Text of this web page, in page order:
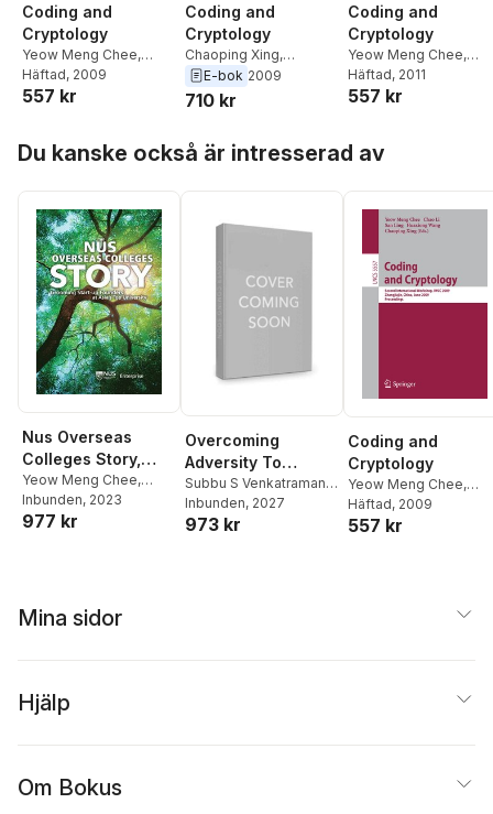
Coding and
Cryptology
Yeow Meng Chee,
Chao Li ,San Ling
Huaxiong Wang
Häftad, 2009
557 kr
Coding and
Cryptology
Chaoping Xing,
Huaxiong Wang
Ling, Chao Li
E-bok 2009
710 kr
Coding and
Cryptology
Yeow Meng Chee,
Zhenbo Guo
Fengjing Shao
Chaoping Xing
Häftad, 2011
557 kr
Du kanske också är intresserad av
Nus Overseas
Colleges Story,
The: Grooming
Start-up Founders
At Asia's Top
Yeow Meng Chee,
Grace Chng
Inbunden, 2023
977 kr
Overcoming
Adversity To
Combat The
Coronavirus:
Innovations In The
Subbu S Venkatraman,
Yeow Meng Chee
Inbunden, 2027
973 kr
Coding and
Cryptology
Yeow Meng Chee,
Chao Li ,San Ling
Huaxiong Wang
Häftad, 2009
557 kr
Mina sidor
Hjälp
Om Bokus